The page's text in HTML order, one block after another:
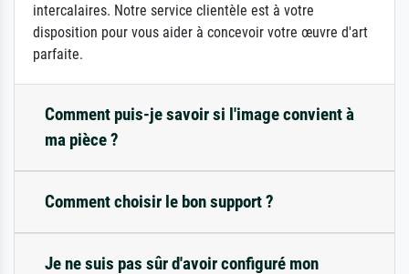
intercalaires. Notre service clientèle est à votre
disposition pour vous aider à concevoir votre œuvre d'art
parfaite.
Comment puis-je savoir si l'image convient à
ma pièce ?
Comment choisir le bon support ?
Je ne suis pas sûr d'avoir configuré mon